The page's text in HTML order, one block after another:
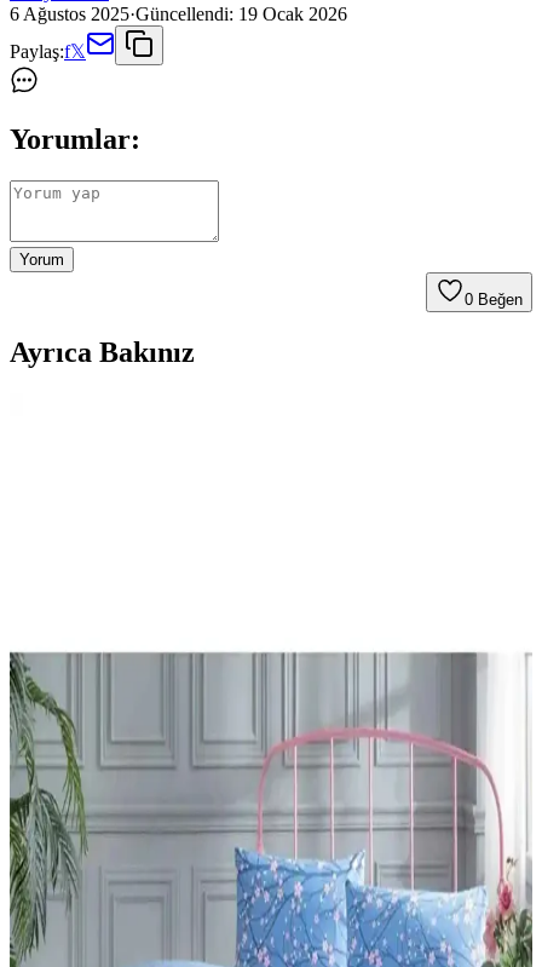
6 Ağustos 2025·Güncellendi: 19 Ocak 2026
Paylaş:f𝕏
Yorumlar:
Yorum
0 Beğen
Ayrıca Bakınız
Adel Sakura ve NaSaDAN Pati Silgi'nin özelliklerini, kullanıcı
yorumlarını ve karşılaştırmalarını detaylı inceleyerek, ihtiyaçlarınıza
uygun en iyi silgiyi seçmenize yardımcı oluyoruz.
Çocuklar İçin Sportaj Işıklı Patenler Karşılaştırması
ve En İyi Seçenekler
Bu makalede, iki popüler Sportaj ışıklı çocuk pateni detaylarıyla
karşılaştırılıyor. Ürünlerin özellikleri ve kullanıcı yorumlarıyla en
uygun seçeneği belirlemenize yardımcı oluyor.
Genel Markalar ve SolinpaTech 3D Kalemleri